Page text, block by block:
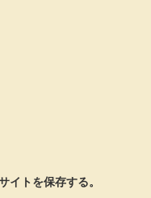
トを保存する。